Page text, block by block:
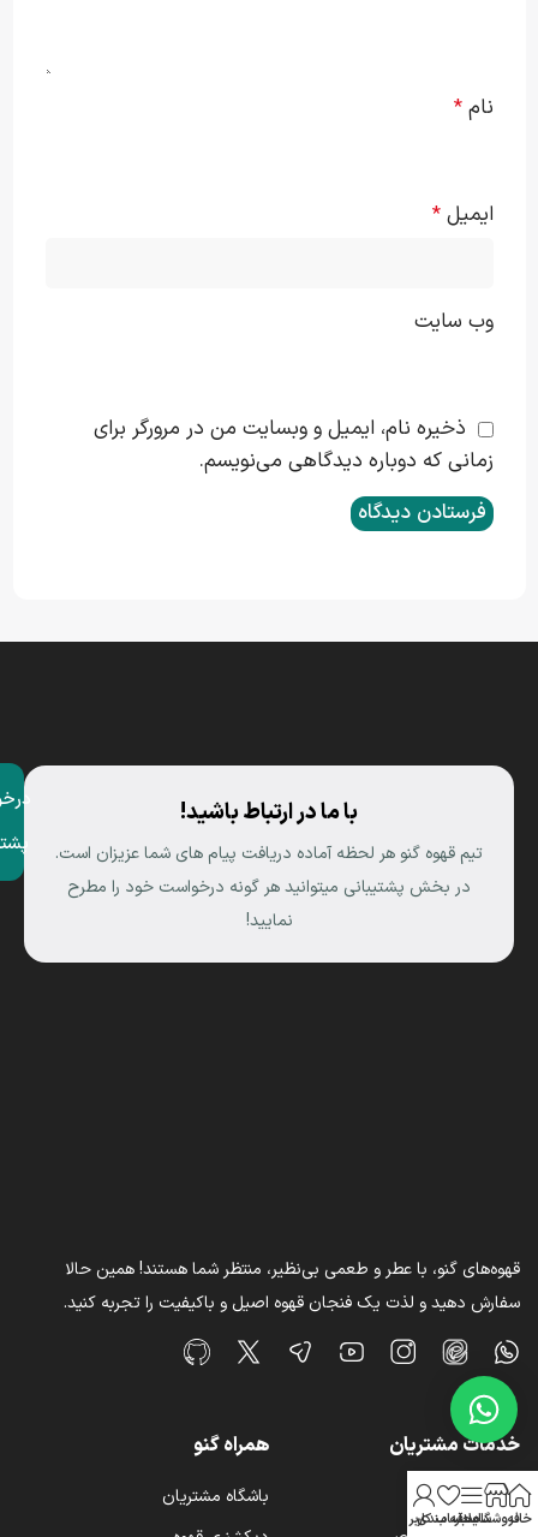
نام*
ایمیل*
وب‌ سایت
ذخیره نام، ایمیل و وبسایت من در مرورگر برای
زمانی که دوباره دیدگاهی می‌نویسم.
با ما در ارتباط باشید!
تیم قهوه گنو هر لحظه آماده دریافت پیام های شما عزیزان است.
در بخش پشتیبانی میتوانید هر گونه درخواست خود را مطرح
نمایید!
قهوه‌های گنو، با عطر و طعمی بی‌نظیر، منتظر شما هستند! همین حالا
سفارش دهید و لذت یک فنجان قهوه اصیل و باکیفیت را تجربه کنید.
خدمات مشتریان
شرایط و قوانین
همراه گنو
باشگاه مشتریان
خانهفروشگاهسایدبار
علاقه مندی
حساب کاربری من